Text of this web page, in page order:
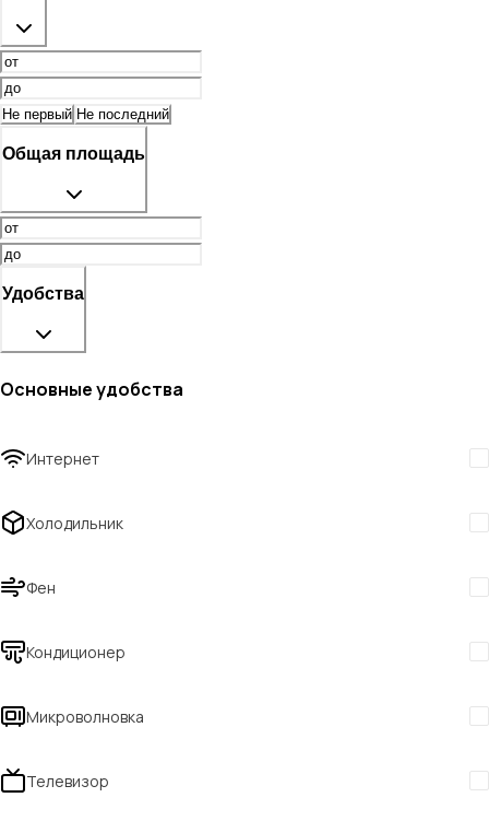
Не первый Не последний
Общая площадь
Удобства
Основные удобства
Интернет
Холодильник
Фен
Кондиционер
Микроволновка
Телевизор